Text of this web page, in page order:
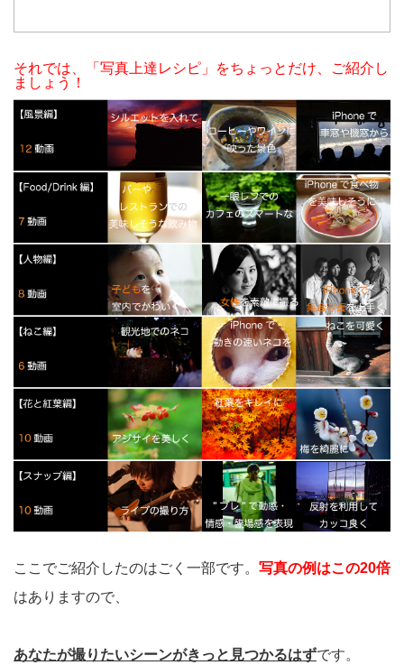
それでは、「写真上達レシピ」をちょっとだけ、ご紹介し
ましょう！
ここでご紹介したのはごく一部です。 写真の例はこの20倍
はありますので、
あなたが撮りたいシーンがきっと見つかるはずです。